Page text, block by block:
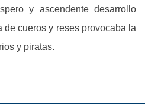
y ascendente desarrollo
cueros y reses provocaba la
y piratas.